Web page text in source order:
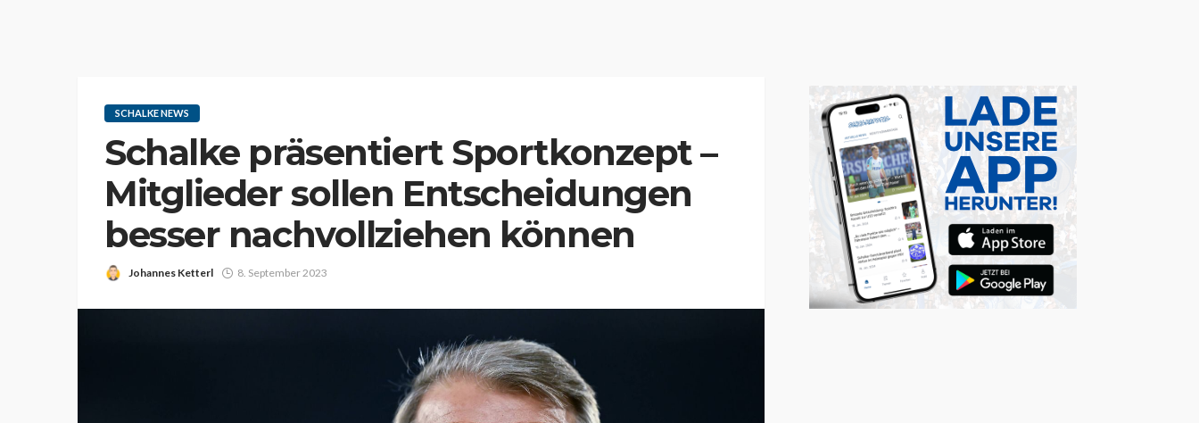
SCHALKE NEWS
Schalke präsentiert Sportkonzept –
Mitglieder sollen Entscheidungen
besser nachvollziehen können
Johannes Ketterl 8. September 2023